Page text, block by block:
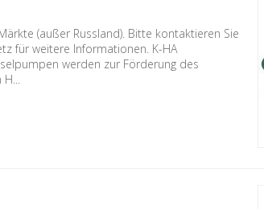
(außer Russland). Bitte kontaktieren Sie
für weitere Informationen. K-HA
werden zur Förderung des